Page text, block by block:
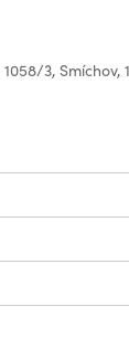
3, Smíchov,